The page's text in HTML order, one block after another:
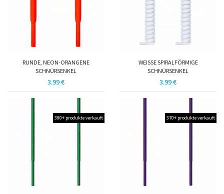
RUNDE, NEON-ORANGENE
SCHNÜRSENKEL
3.99 €
WEISSE SPIRALFÖRMIGE S
CHNÜRSENKEL
3.99 €
390+ produkte verkauft 370+ produkte verkauft